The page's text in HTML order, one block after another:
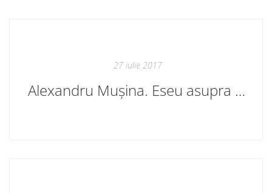
27 iulie 2017
Alexandru Mușina. Eseu asupra poeziei moderne. Teoria și practica literaturii. În curând